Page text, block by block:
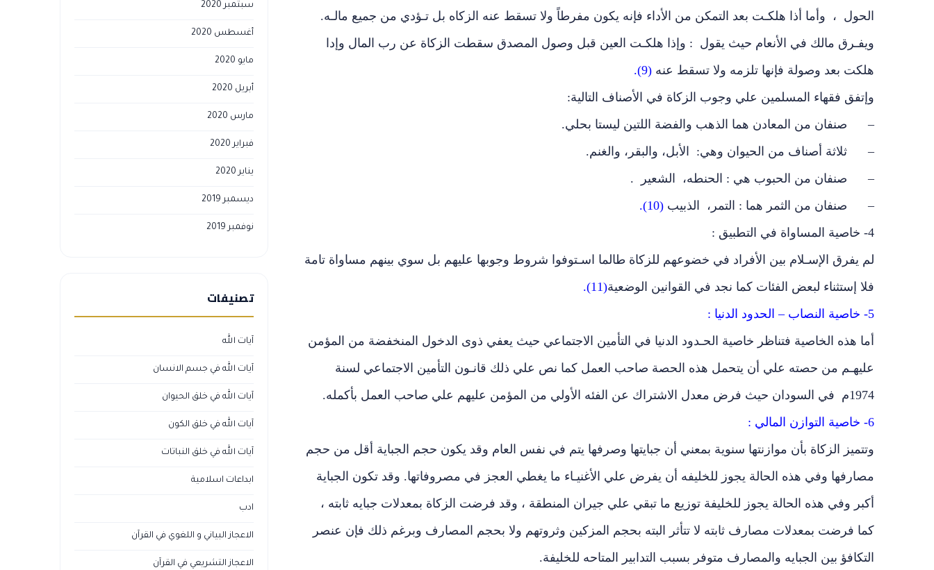
الحول ، وأما أذا هلكـت بعد التمكن من الأداء فإنه يكون مفرطاً ولا تسقط عنه الزكاه بل تـؤدي من جميع مالـه.
ويفـرق مالك في الأنعام حيث يقول : وإذا هلكـت العين قبل وصول المصدق سقطت الزكاة عن رب المال وإدا
هلكت بعد وصولة فإنها تلزمه ولا تسقط عنه (9).
وإتفق فقهاء المسلمين علي وجوب الزكاة في الأصناف التالية:
– صنفان من المعادن هما الذهب والفضة اللتين ليستا بحلي.
– ثلاثة أصناف من الحيوان وهي: الأبل، والبقر، والغنم.
– صنفان من الحبوب هي : الحنطه، الشعير .
– صنفان من الثمر هما : التمر، الذبيب (10).
4- خاصية المساواة في التطبيق :
لم يفرق الإسـلام بين الأفراد في خضوعهم للزكاة طالما اسـتوفوا شروط وجوبها عليهم بل سوي بينهم مساواة تامة
فلا إستثناء لبعض الفئات كما نجد في القوانين الوضعية(11).
5- خاصية النصاب – الحدود الدنيا :
أما هذه الخاصية فتناظر خاصية الحـدود الدنيا في التأمين الاجتماعي حيث يعفي ذوى الدخول المنخفضة من المؤمن
عليهـم من حصته علي أن يتحمل هذه الحصة صاحب العمل كما نص علي ذلك قانـون التأمين الاجتماعي لسنة
1974م في السودان حيث فرض معدل الاشتراك عن الفئه الأولي من المؤمن عليهم علي صاحب العمل بأكمله.
6- خاصية التوازن المالي :
وتتميز الزكاة بأن موازنتها سنوية بمعني أن جبايتها وصرفها يتم في نفس العام وقد يكون حجم الجباية أقل من حجم
مصارفها وفي هذه الحالة يجوز للخليفه أن يفرض علي الأغنيـاء ما يغطي العجز في مصروفاتها. وقد تكون الجباية
أكبر وفي هذه الحالة يجوز للخليفة توزيع ما تبقي علي جيران المنطقة ، وقد فرضت الزكاة بمعدلات جبايه ثابته ،
كما فرضت بمعدلات مصارف ثابته لا تتأثر البته بحجم المزكين وثروتهم ولا بحجم المصارف وبرغم ذلك فإن عنصر
التكافؤ بين الجبايه والمصارف متوفر بسبب التدابير المتاحه للخليفة.
سبتمبر 2020
أغسطس 2020
مايو 2020
أبريل 2020
مارس 2020
فبراير 2020
يناير 2020
ديسمبر 2019
نوفمبر 2019
تصنيفات
آيات الله
آيات الله في جسم الانسان
آيات الله في خلق الحيوان
آيات الله في خلق الكون
آيات الله في خلق النباتات
ابداعات اسلامية
ادب
الاعجاز البياني و اللغوي في القرآن
الاعجاز التشريعي في القرآن